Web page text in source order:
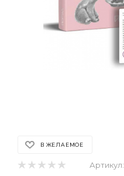
В ЖЕЛАЕМОЕ
Артикул: